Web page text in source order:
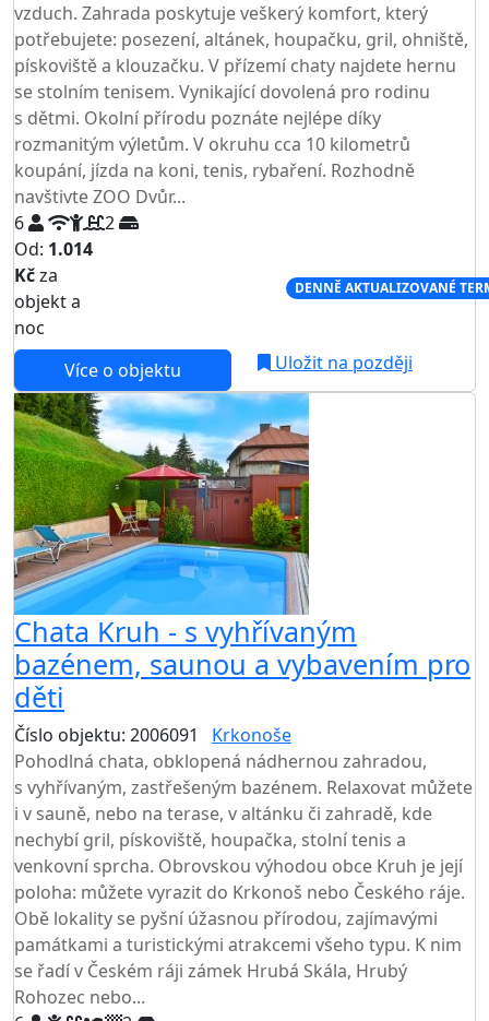
vzduch. Zahrada poskytuje veškerý komfort, který
potřebujete: posezení, altánek, houpačku, gril, ohniště,
pískoviště a klouzačku. V přízemí chaty najdete hernu
se stolním tenisem. Vynikající dovolená pro rodinu
s dětmi. Okolní přírodu poznáte nejlépe díky
rozmanitým výletům. V okruhu cca 10 kilometrů
koupání, jízda na koni, tenis, rybaření. Rozhodně
navštivte ZOO Dvůr...
6
2
Od: 1.014
Kčza
objekt a
noc
DENNĚ AKTUALIZOVANÉ
Více o objektu
Uložit na později
Chata Kruh - s vyhřívaným
bazénem, saunou a vybavením pro
děti
Číslo objektu: 2006091 Krkonoše
Pohodlná chata, obklopená nádhernou zahradou,
s vyhřívaným, zastřešeným bazénem. Relaxovat můžete
i v sauně, nebo na terase, v altánku či zahradě, kde
nechybí gril, pískoviště, houpačka, stolní tenis a
venkovní sprcha. Obrovskou výhodou obce Kruh je její
poloha: můžete vyrazit do Krkonoš nebo Českého ráje.
Obě lokality se pyšní úžasnou přírodou, zajímavými
památkami a turistickými atrakcemi všeho typu. K nim
se řadí v Českém ráji zámek Hrubá Skála, Hrubý
Rohozec nebo...